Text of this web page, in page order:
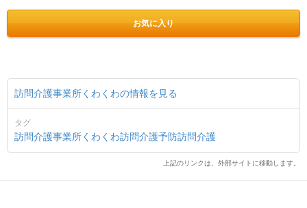
お気に入り
訪問介護事業所くわくわの情報を見る
タグ
訪問介護事業所くわくわ訪問介護予防訪問介護
上記のリンクは、外部サイトに移動します。